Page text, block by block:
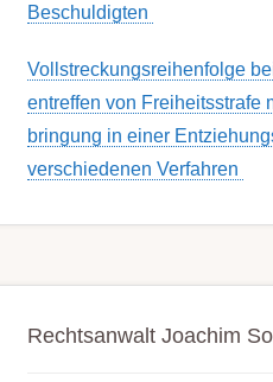
Beschuldigten
Voll­streckungs­­­reihenfolge
en­treffen von Frei­heits­strafe
bring­ung in einer
ver­schied­enen Ver­fahren
Rechtsanwalt Joachim